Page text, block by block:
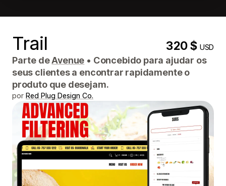
Trail 320 $USD
Parte deAvenue • Concebido para ajudar os
seus clientes a encontrar rapidamente o
produto que desejam.
por Red Plug Design Co.